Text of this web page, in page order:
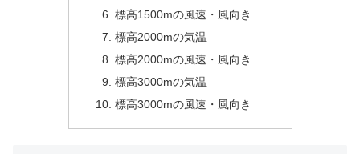
標高1500mの風速・風向き
標高2000mの気温
標高2000mの風速・風向き
標高3000mの気温
標高3000mの風速・風向き